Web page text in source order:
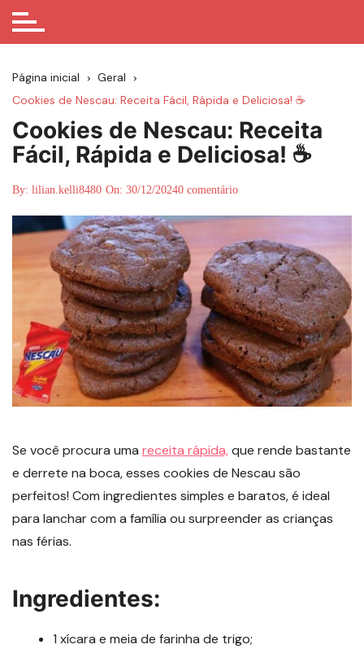
Página inicial
Geral
Cookies de Nescau: Receita Fácil, Rápida e Deliciosa! ☕
Cookies de Nescau: Receita
Fácil, Rápida e Deliciosa! ☕
By: lilian.kelli8480 On: 30/12/20240 comentário
Se você procura uma receita rápida,que rende bastante
e derrete na boca, esses cookies de Nescau são
perfeitos! Com ingredientes simples e baratos, é ideal
para lanchar com a família ou surpreender as crianças
nas férias.
Ingredientes:
1 xícara e meia de farinha de trigo;